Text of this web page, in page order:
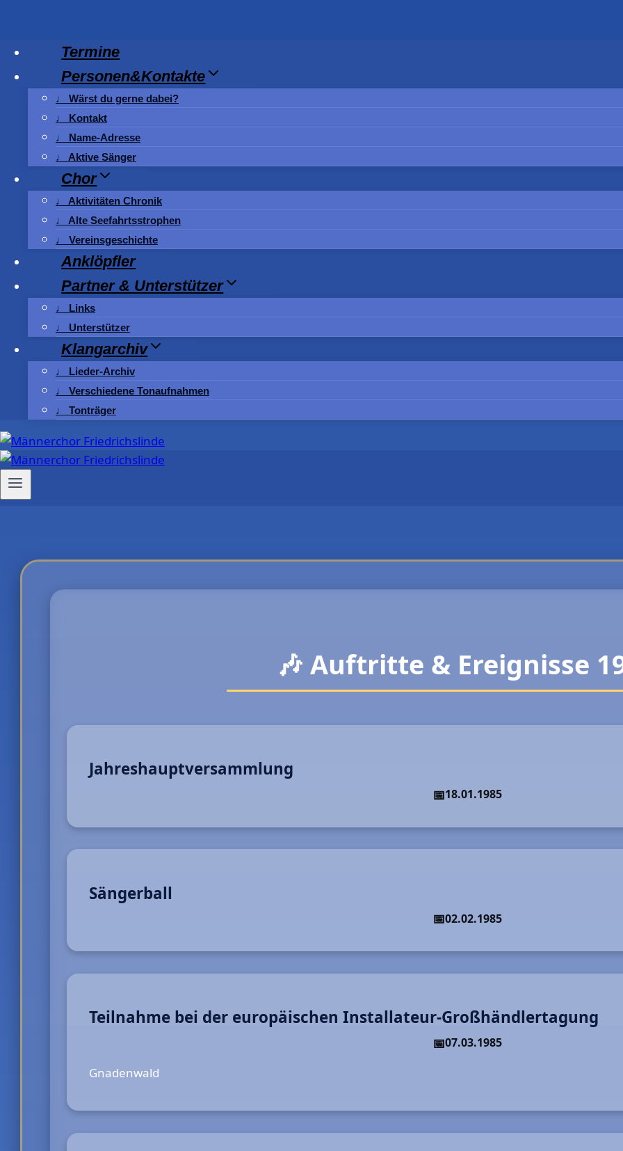
Termine
Personen&Kontakte
♩ Wärst du gerne dabei?
♩ Kontakt
♩ Name-Adresse
♩ Aktive Sänger
Chor
♩ Aktivitäten Chronik
♩ Alte Seefahrtsstrophen
♩ Vereinsgeschichte
Anklöpfler
Partner & Unterstützer
♩ Links
♩ Unterstützer
Klangarchiv
♩ Lieder-Archiv
♩ Verschiedene Tonaufnahmen
♩ Tonträger
🎶 Auftritte & Ereignisse
Jahreshauptversammlung
18.01.1985
Sängerball
02.02.1985
Teilnahme bei der europäischen Installateur-Großhändlertagung
07.03.1985
Gnadenwald